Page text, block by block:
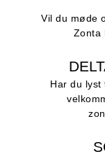
Vil du møde
Zonta
Har du lyst